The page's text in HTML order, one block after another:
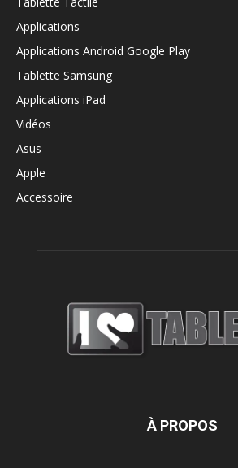
Applications
Applications Android Google Play
Tablette Samsung
Applications iPad
Vidéos
Asus
Apple
Accessoire
À PROPOS